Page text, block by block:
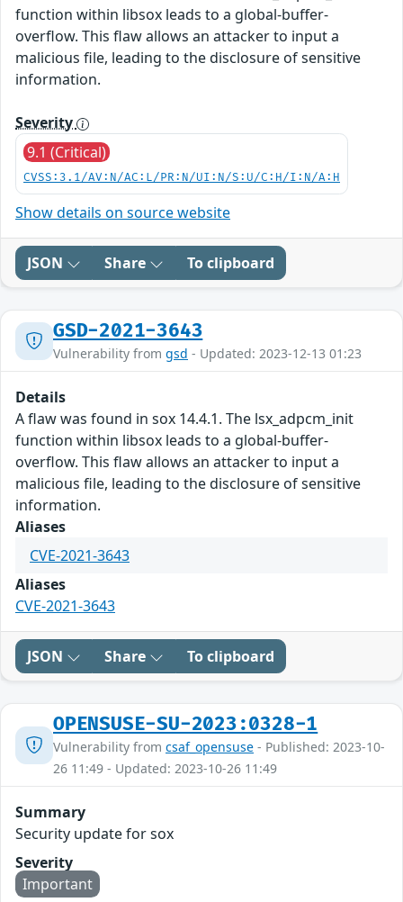
function within libsox leads to a global-buffer-
overflow. This flaw allows an attacker to input a
malicious file, leading to the disclosure of sensitive
information.
Severity
9.1 (Critical)
CVSS:3.1/AV:N/AC:L/PR:N/UI:N/S:U/C:H/I:N/A:H
Show details on source website
JSON Share To clipboard
GSD-2021-3643
Vulnerability from gsd - Updated: 2023-12-13 01:23
Details
A flaw was found in sox 14.4.1. The lsx_adpcm_init
function within libsox leads to a global-buffer-
overflow. This flaw allows an attacker to input a
malicious file, leading to the disclosure of sensitive
information.
Aliases
CVE-2021-3643
Aliases
CVE-2021-3643
JSON Share To clipboard
OPENSUSE-SU-2023:0328-1
Vulnerability from csaf_opensuse - Published: 2023-10-
26 11:49 - Updated: 2023-10-26 11:49
Summary
Security update for sox
Severity
Important